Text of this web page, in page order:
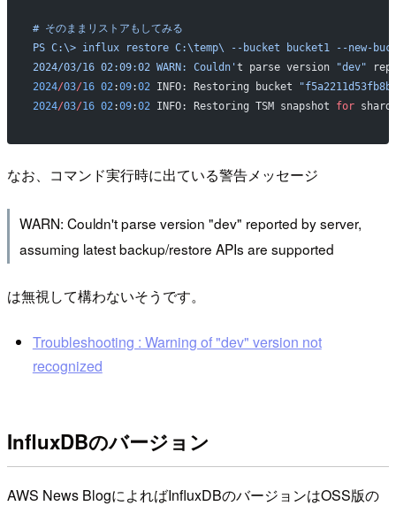
# そのままリストアもしてみる
PS C:\> influx restore C:\temp\ --bucket bucket1 --new-
2024/03/16 02:09:02 WARN: Couldn' t parse version "dev"
2024/03/16 02 :09:02 INFO: Restoring bucket
2024/03/16 02 :09:02 INFO: Restoring TSM snapshot for
なお、コマンド実行時に出ている警告メッセージ
WARN: Couldn't parse version "dev" reported by server,
assuming latest backup/restore APIs are supported
は無視して構わないそうです。
Troubleshooting : Warning of "dev" version not
recognized
InfluxDBのバージョン
AWS News BlogによればInfluxDBのバージョンはOSS版の